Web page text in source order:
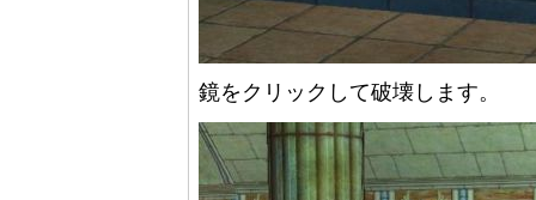
鏡をクリックして破壊します。